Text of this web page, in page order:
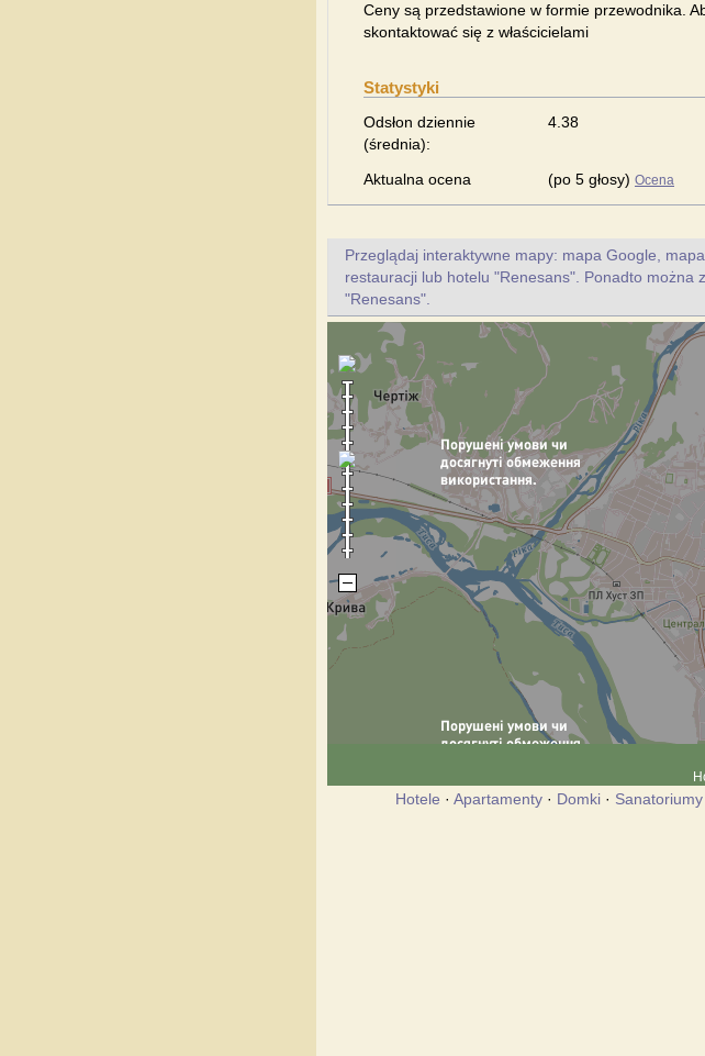
Ceny są przedstawione w formie przewodnika.
skontaktować się z właścicielami
Statystyki
Odsłon dziennie
(średnia):
4.38
Aktualna ocena (po 5 głosy) Ocena
Przeglądaj interaktywne mapy: mapa Google,
restauracji lub hotelu "Renesans". Ponadto
"Renesans".
Hotele · Apartamenty · Domki · Sanatoriumy